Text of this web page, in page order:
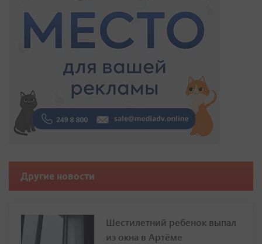
Другие новости
Шестилетний ребенок выпал
из окна в Артёме